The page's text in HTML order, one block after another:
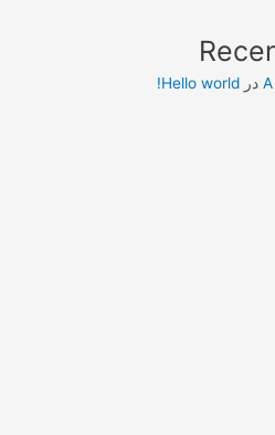
درHello world!